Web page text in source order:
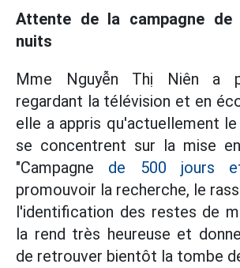
Attente de la campagne
nuits
Mme Nguyễn Thị Niên a
regardant la télévision et en
elle a appris qu'actuellement
se concentrent sur la mise
"Campagne de 500 jours
promouvoir la recherche, le
l'identification des restes de
la rend très heureuse et
de retrouver bientôt la tombe